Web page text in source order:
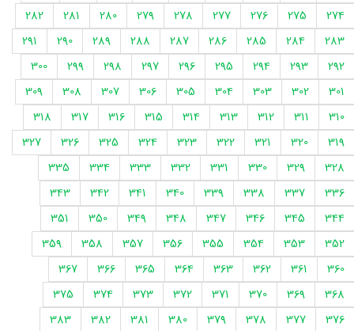
274
275
276
277
278
279
280
281
282
283
284
285
286
287
288
289
290
291
292
293
294
295
296
297
298
299
300
301
302
303
304
305
306
307
308
309
310
311
312
313
314
315
316
317
318
319
320
321
322
323
324
325
326
327
328
329
330
331
332
333
334
335
336
337
338
339
340
341
342
343
344
345
346
347
348
349
350
351
352
353
354
355
356
357
358
359
360
361
362
363
364
365
366
367
368
369
370
371
372
373
374
375
376
377
378
379
380
381
382
383